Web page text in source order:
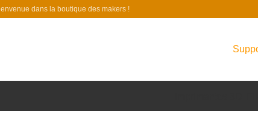
dans la boutique des makers !